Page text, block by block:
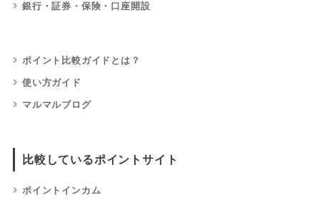
銀行・証券・保険・口座開設
ポイント比較ガイドとは？
使い方ガイド
マルマルブログ
比較しているポイントサイト
ポイントインカム